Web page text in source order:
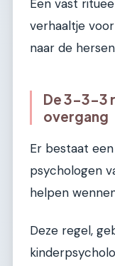
Een vast
verhaaltje
naar de
De 3-3-3
overgang
Er bestaat
psychologen
helpen
Deze regel,